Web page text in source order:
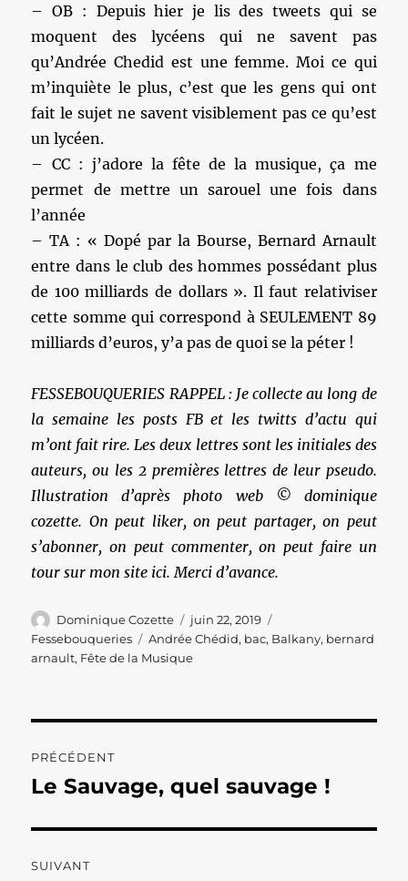
– OB : Depuis hier je lis des tweets qui se
moquent des lycéens qui ne savent pas
qu’Andrée Chedid est une femme. Moi ce qui
m’inquiète le plus, c’est que les gens qui ont
fait le sujet ne savent visiblement pas ce qu’est
un lycéen.
– CC : j’adore la fête de la musique, ça me
permet de mettre un sarouel une fois dans
l’année
– TA : « Dopé par la Bourse, Bernard Arnault
entre dans le club des hommes possédant plus
de 100 milliards de dollars ». Il faut relativiser
cette somme qui correspond à SEULEMENT 89
milliards d’euros, y’a pas de quoi se la péter !
FESSEBOUQUERIES RAPPEL : Je collecte au long de
la semaine les posts FB et les twitts d’actu qui
m’ont fait rire. Les deux lettres sont les initiales des
auteurs, ou les 2 premières lettres de leur pseudo.
Illustration d’après photo web © dominique
cozette. On peut liker, on peut partager, on peut
s’abonner, on peut commenter, on peut faire un
tour sur mon site ici. Merci d’avance.
Auteur
Dominique Cozette
Publié
le
juin 22, 2019
Fessebouqueries
Étiquettes
Andrée Chédid, bac, Balkany, bernard
arnault, Fête de la Musique
de
PRÉCÉDENT
Publication
Le Sauvage, quel sauvage !
SUIVANT